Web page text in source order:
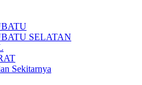
SELATAN
Sekitarnya